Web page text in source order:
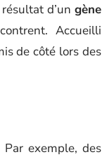
d’ungène
Accueilli
de côté lors des
exemple, des